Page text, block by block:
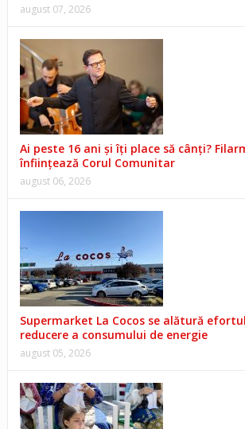
august 07, 2026
Ai peste 16 ani și îți place să cânți?
înființează Corul Comunitar
august 06, 2026
Supermarket La Cocos se alătură
reducere a consumului de energie
august 05, 2026